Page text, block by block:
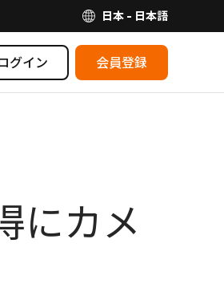
日本 - 日本語
グイン 会員登録
にカメ